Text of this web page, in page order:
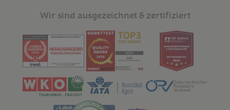
Wir sind ausgezeichnet & zertifiziert